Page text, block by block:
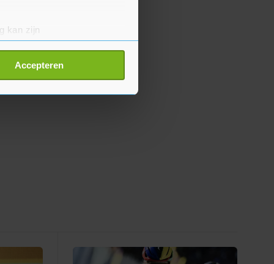
kan zijn
detailgedeelte
Accepteren